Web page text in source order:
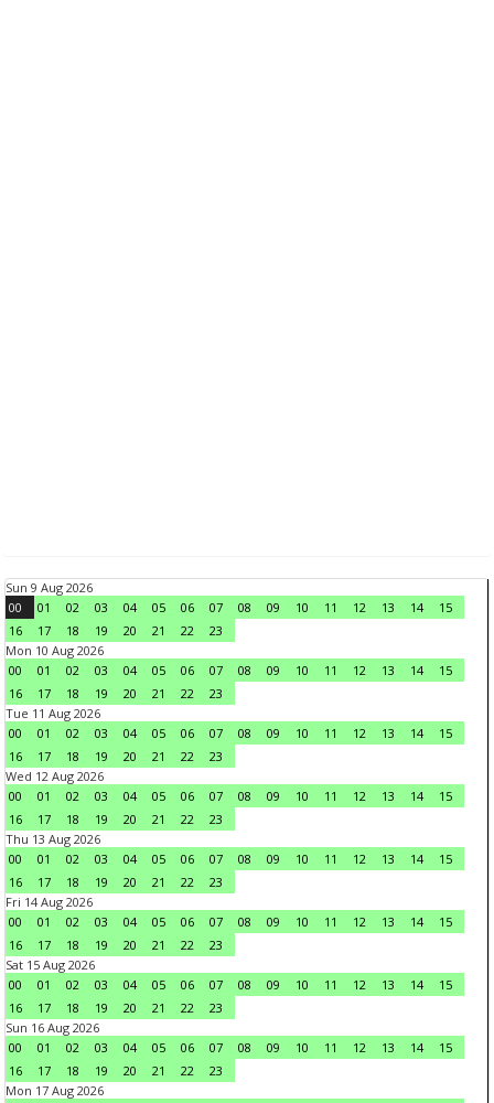
Sun 9 Aug 2026
00
01 02 03 04 05 06 07 08 09 10 11 12 13 14
15
16
17 18 19 20 21 22
23
Mon 10 Aug 2026
00
01 02 03 04 05 06 07 08 09 10 11 12 13 14
15
16
17 18 19 20 21 22
23
Tue 11 Aug 2026
00
01 02 03 04 05 06 07 08 09 10 11 12 13 14
15
16
17 18 19 20 21 22
23
Wed 12 Aug 2026
00
01 02 03 04 05 06 07 08 09 10 11 12 13 14
15
16
17 18 19 20 21 22
23
Thu 13 Aug 2026
00
01 02 03 04 05 06 07 08 09 10 11 12 13 14
15
16
17 18 19 20 21 22
23
Fri 14 Aug 2026
00
01 02 03 04 05 06 07 08 09 10 11 12 13 14
15
16
17 18 19 20 21 22
23
Sat 15 Aug 2026
00
01 02 03 04 05 06 07 08 09 10 11 12 13 14
15
16
17 18 19 20 21 22
23
Sun 16 Aug 2026
00
01 02 03 04 05 06 07 08 09 10 11 12 13 14
15
16
17 18 19 20 21 22
23
Mon 17 Aug 2026